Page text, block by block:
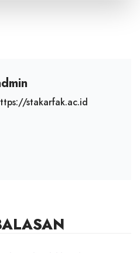
stakarfak.ac.id